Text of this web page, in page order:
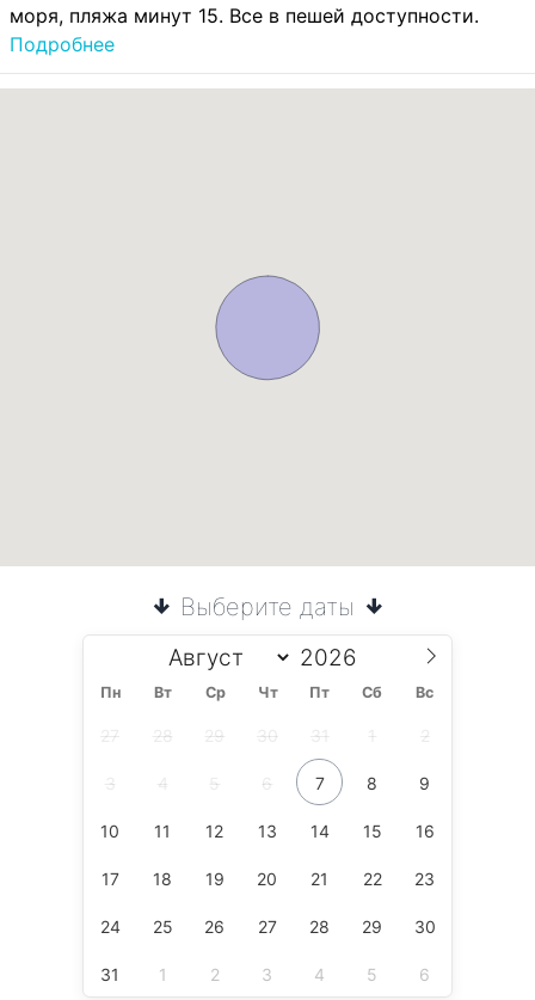
моря, пляжа минут 15. Все в пешей доступности.
Подробнее
Выберите даты
Пн Вт Ср Чт Пт Сб Вс
27 28 29 30 31 1 2
3 4 5 6 7 8 9
10 11 12 13 14 15 16
17 18 19 20 21 22 23
24 25 26 27 28 29 30
31 1 2 3 4 5 6